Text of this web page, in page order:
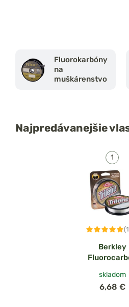
Fluorokarbóny
na
muškárenstvo
Najpredávanejšie
Berkley
Leader 25m
skladom
6,68 €